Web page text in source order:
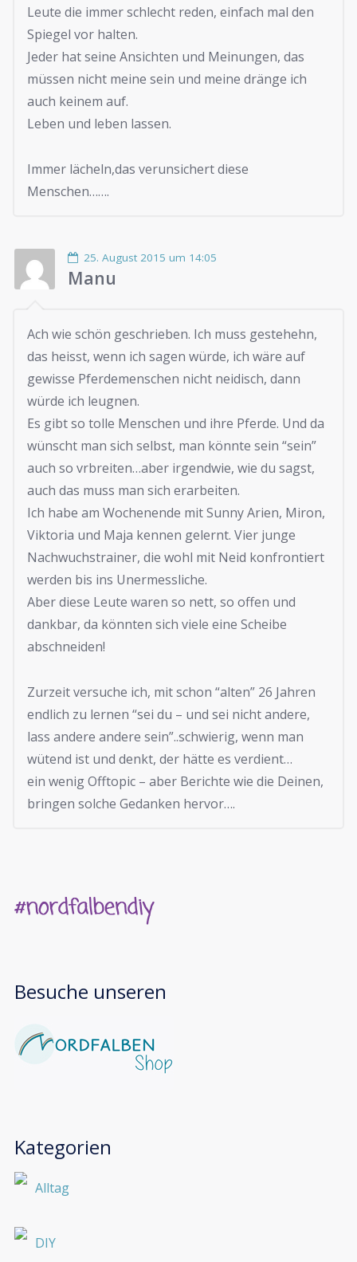
Leute die immer schlecht reden, einfach mal den
Spiegel vor halten.
Jeder hat seine Ansichten und Meinungen, das
müssen nicht meine sein und meine dränge ich
auch keinem auf.
Leben und leben lassen.
Immer lächeln,das verunsichert diese
Menschen…….
25. August 2015 um 14:05
Manu
Ach wie schön geschrieben. Ich muss gestehehn,
das heisst, wenn ich sagen würde, ich wäre auf
gewisse Pferdemenschen nicht neidisch, dann
würde ich leugnen.
Es gibt so tolle Menschen und ihre Pferde. Und da
wünscht man sich selbst, man könnte sein “sein”
auch so vrbreiten…aber irgendwie, wie du sagst,
auch das muss man sich erarbeiten.
Ich habe am Wochenende mit Sunny Arien, Miron,
Viktoria und Maja kennen gelernt. Vier junge
Nachwuchstrainer, die wohl mit Neid konfrontiert
werden bis ins Unermessliche.
Aber diese Leute waren so nett, so offen und
dankbar, da könnten sich viele eine Scheibe
abschneiden!
Zurzeit versuche ich, mit schon “alten” 26 Jahren
endlich zu lernen “sei du – und sei nicht andere,
lass andere andere sein”..schwierig, wenn man
wütend ist und denkt, der hätte es verdient…
ein wenig Offtopic – aber Berichte wie die Deinen,
bringen solche Gedanken hervor….
Besuche unseren
Kategorien
Alltag
DIY